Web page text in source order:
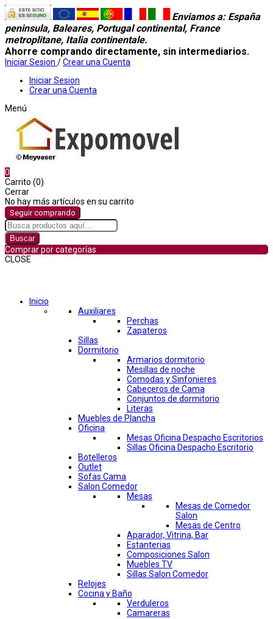
Enviamos a: España
peninsula, Baleares, Portugal continental, France
metroplitane, Italia continentale.
Ahorre comprando directamente, sin intermediarios.
Iniciar Sesion /Crear una Cuenta
Iniciar Sesion
Crear una Cuenta
Menú
0
Carrito (0)
Cerrar
No hay más artículos en su carrito
Seguir comprando
Buscar
Comprar por categorías
CLOSE
Inicio
Auxiliares
Perchas
Zapateros
Sillas
Dormitorio
Armarios dormitorio
Mesillas de noche
Comodas y Sinfonieres
Cabeceros de Cama
Conjuntos de dormitorio
Literas
Muebles de Plancha
Oficina
Mesas Oficina Despacho Escritorios
Sillas Oficina Despacho Escritorio
Botelleros
Outlet
Sofas Cama
Salon Comedor
Mesas
Mesas de Comedor
Salon
Mesas de Centro
Aparador, Vitrina, Bar
Estanterias
Composiciones Salon
Muebles TV
Sillas Salon Comedor
Relojes
Cocina y Baño
Verduleros
Camareras